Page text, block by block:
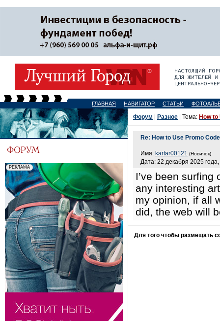
ГЛАВНАЯ НАВИГАТОР СТАТЬИ
Форум Разное | Тема: How
Re: How to Use Promo
Имя: kartar00121 (Новичок)
Дата: 22 декабря 2025
I’ve been
any interesting
my opinion, if all
did, the web will
Для того чтобы размещать